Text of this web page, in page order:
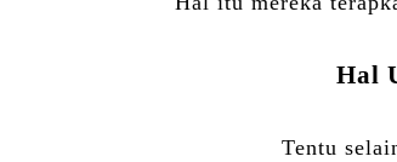
Hal
Tentu